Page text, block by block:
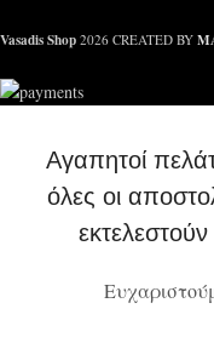
Vasadis Shop 2026 CREATED BY
Αγαπητοί
όλες οι